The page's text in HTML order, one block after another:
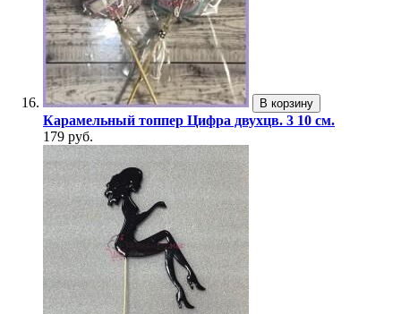
В корзину
Карамельный топпер Цифра двухцв. 3 10 см.
179 руб.